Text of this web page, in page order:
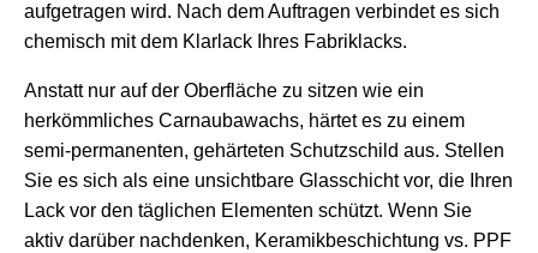
aufgetragen wird. Nach dem Auftragen verbindet es sich
chemisch mit dem Klarlack Ihres Fabriklacks.
Anstatt nur auf der Oberfläche zu sitzen wie ein
herkömmliches Carnaubawachs, härtet es zu einem
semi-permanenten, gehärteten Schutzschild aus. Stellen
Sie es sich als eine unsichtbare Glasschicht vor, die Ihren
Lack vor den täglichen Elementen schützt. Wenn Sie
aktiv darüber nachdenken, Keramikbeschichtung vs. PPF